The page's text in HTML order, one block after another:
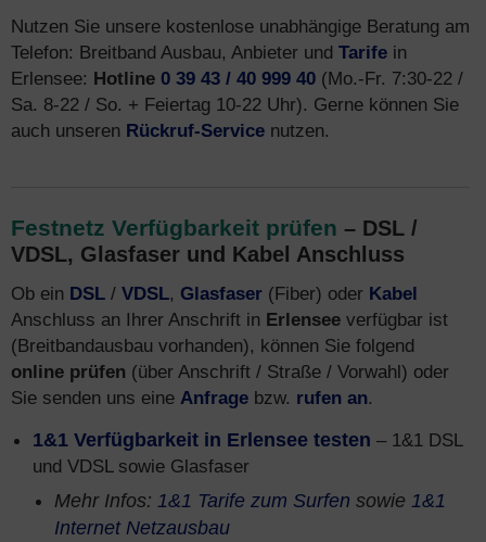
Nutzen Sie unsere kostenlose unabhängige Beratung am
Telefon: Breitband Ausbau, Anbieter und Tarife in
Erlensee: Hotline 0 39 43 / 40 999 40 (Mo.-Fr. 7:30-22 /
Sa. 8-22 / So. + Feiertag 10-22 Uhr). Gerne können Sie
auch unseren Rückruf-Service nutzen.
Festnetz Verfügbarkeit prüfen – DSL /
VDSL, Glasfaser und Kabel Anschluss
Ob ein DSL / VDSL, Glasfaser (Fiber) oder Kabel
Anschluss an Ihrer Anschrift in Erlensee verfügbar ist
(Breitbandausbau vorhanden), können Sie folgend
online prüfen (über Anschrift / Straße / Vorwahl) oder
Sie senden uns eine Anfrage bzw. rufen an.
1&1 Verfügbarkeit in Erlensee testen – 1&1 DSL
und VDSL sowie Glasfaser
Mehr Infos: 1&1 Tarife zum Surfen sowie 1&1
Internet Netzausbau